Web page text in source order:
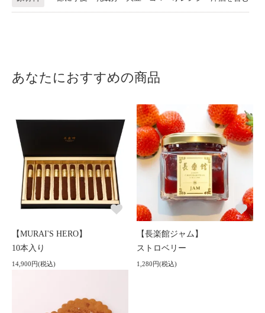
あなたにおすすめの商品
【MURAI'S HERO】
10本入り
14,900円(税込)
【長楽館ジャム】
ストロベリー
1,280円(税込)